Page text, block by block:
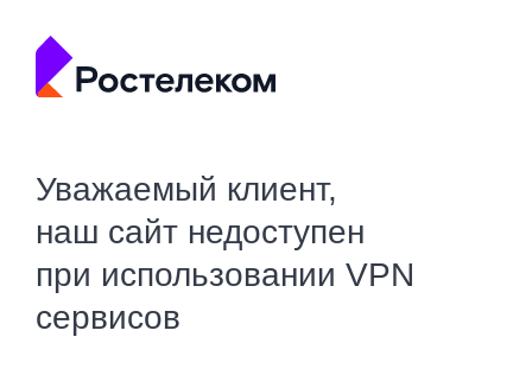
Уважаемый клиент,
наш сайт недоступен
при использовании VPN
сервисов